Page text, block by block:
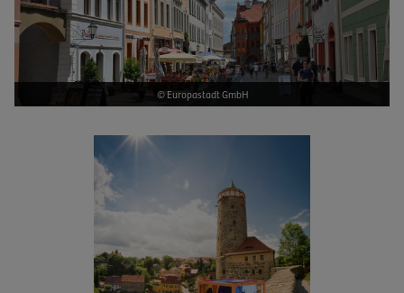
© Europastadt GmbH